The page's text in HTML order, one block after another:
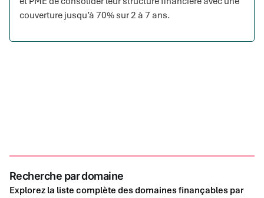
couverture jusqu’à 70% sur 2 à 7 ans.
Recherche par domaine
Explorez la liste complète des domaines finançables par